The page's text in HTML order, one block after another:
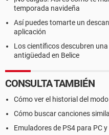
temporada navideña
Así puedes tomarte un
aplicación
Los científicos descubren
antigüedad en Belice
CONSULTA TAMBIÉN
Cómo ver el historial del
Cómo buscar canciones
Emuladores de PS4 para PC